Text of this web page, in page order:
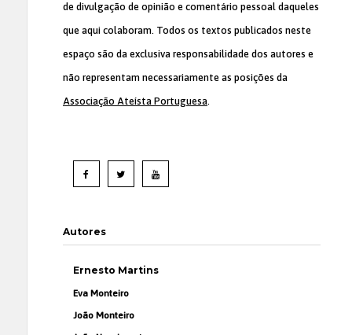
de divulgação de opinião e comentário pessoal daqueles
que aqui colaboram. Todos os textos publicados neste
espaço são da exclusiva responsabilidade dos autores e
não representam necessariamente as posições da
Associação Ateísta Portuguesa.
Autores
Ernesto Martins
Eva Monteiro
João Monteiro